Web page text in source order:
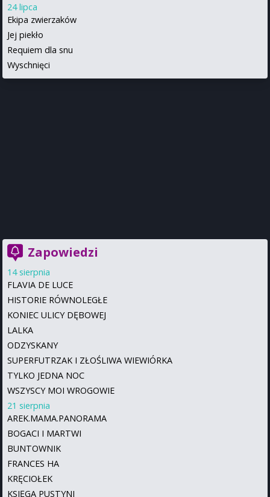
24 lipca
Ekipa zwierzaków
Jej piekło
Requiem dla snu
Wyschnięci
Zapowiedzi
14 sierpnia
FLAVIA DE LUCE
HISTORIE RÓWNOLEGŁE
KONIEC ULICY DĘBOWEJ
LALKA
ODZYSKANY
SUPERFUTRZAK I ZŁOŚLIWA WIEWIÓRKA
TYLKO JEDNA NOC
WSZYSCY MOI WROGOWIE
21 sierpnia
AREK.MAMA.PANORAMA
BOGACI I MARTWI
BUNTOWNIK
FRANCES HA
KRĘCIOŁEK
KSIĘGA PUSTYNI